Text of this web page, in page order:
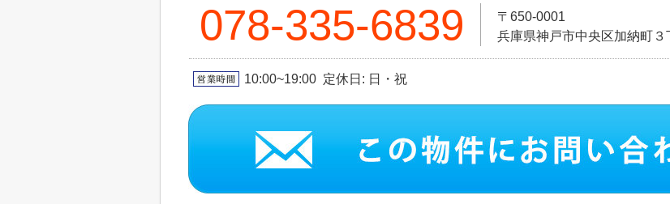
078-335-6839
〒650-0001
兵庫県神戸市中央区加納町３
10:00~19:00 定休日: 日・祝